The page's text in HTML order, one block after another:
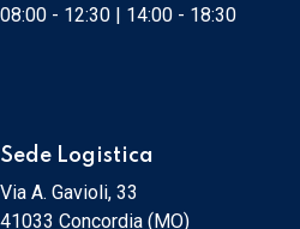
08:00 - 12:30 | 14:00 - 18:30
Sede Logistica
Via A. Gavioli, 33
41033 Concordia (MO)